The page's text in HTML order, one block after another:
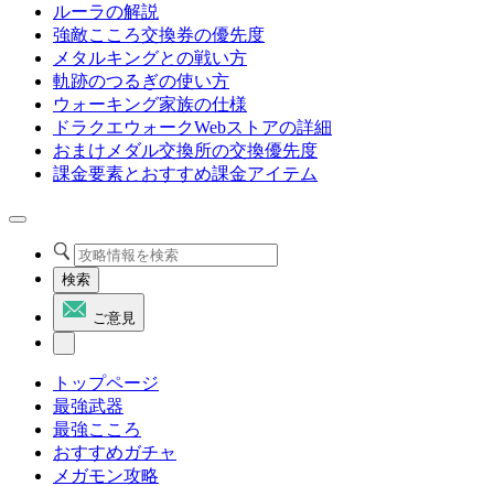
ルーラの解説
強敵こころ交換券の優先度
メタルキングとの戦い方
軌跡のつるぎの使い方
ウォーキング家族の仕様
ドラクエウォークWebストアの詳細
おまけメダル交換所の交換優先度
課金要素とおすすめ課金アイテム
検索
ご意見
トップページ
最強武器
最強こころ
おすすめガチャ
メガモン攻略